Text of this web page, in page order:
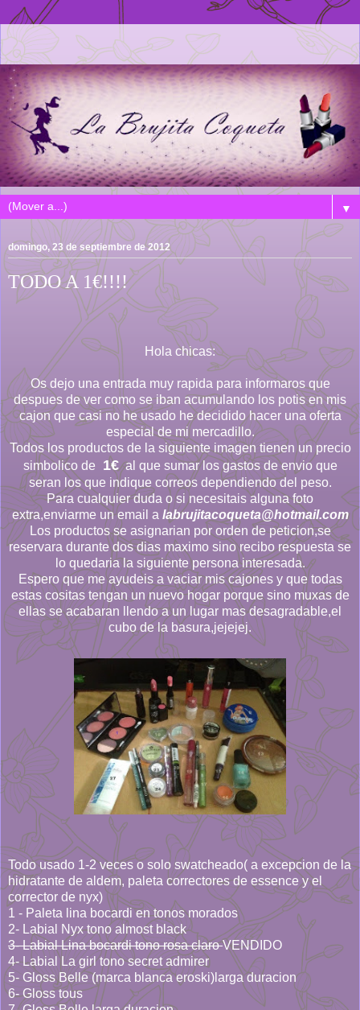
▼
domingo, 23 de septiembre de 2012
TODO A 1€!!!!
Hola chicas:
Os dejo una entrada muy rapida para informaros que
despues de ver como se iban acumulando los potis en mis
cajon que casi no he usado he decidido hacer una oferta
especial de mi mercadillo.
Todos los productos de la siguiente imagen tienen un precio
simbolico de
1€ al que sumar los gastos de envio que
seran los que indique correos dependiendo del peso.
Para cualquier duda o si necesitais alguna foto
extra,enviarme un email a labrujitacoqueta@hotmail.com
Los productos se asignarian por orden de peticion,se
reservara durante dos dias maximo sino recibo respuesta se
lo quedaria la siguiente persona interesada.
Espero que me ayudeis a vaciar mis cajones y que todas
estas cositas tengan un nuevo hogar porque sino muxas de
ellas se acabaran llendo a un lugar mas desagradable,el
cubo de la basura,jejejej.
Todo usado 1-2 veces o solo swatcheado( a excepcion de la
hidratante de aldem, paleta correctores de essence y el
corrector de nyx)
1 - Paleta lina bocardi en tonos morados
2- Labial Nyx tono almost black
3- Labial Lina bocardi tono rosa claroVENDIDO
4- Labial La girl tono secret admirer
5- Gloss Belle (marca blanca eroski)larga duracion
6- Gloss tous